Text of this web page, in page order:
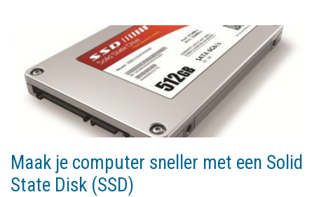
Maak je computer sneller met een Solid
State Disk (SSD)